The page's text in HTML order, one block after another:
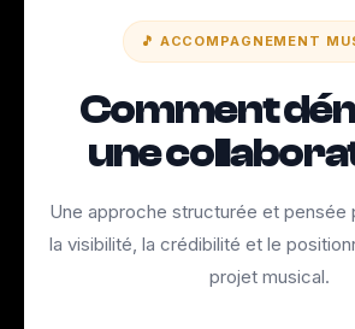
🎵 ACCOMPAGNEMENT
Comment
une
Une approche structurée et pensée
la visibilité, la crédibilité et le
projet musical.